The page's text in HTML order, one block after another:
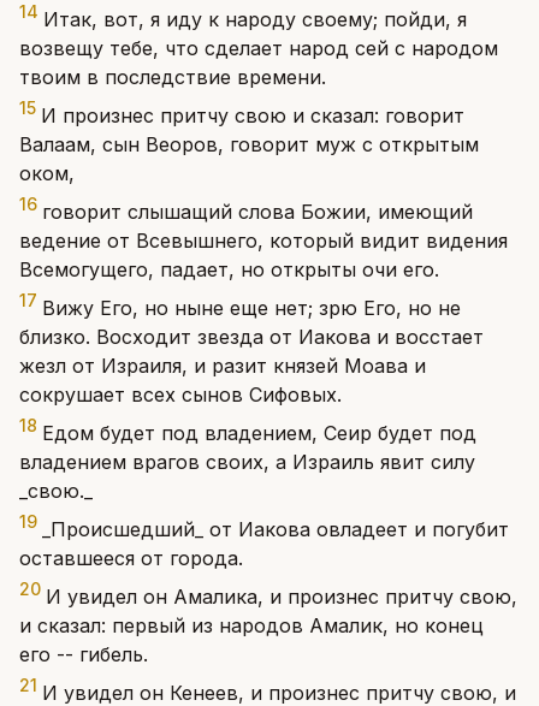
14 Итак, вот, я иду к народу своему; пойди, я
возвещу тебе, что сделает народ сей с народом
твоим в последствие времени.
15 И произнес притчу свою и сказал: говорит
Валаам, сын Веоров, говорит муж с открытым
оком,
16 говорит слышащий слова Божии, имеющий
ведение от Всевышнего, который видит видения
Всемогущего, падает, но открыты очи его.
17 Вижу Его, но ныне еще нет; зрю Его, но не
близко. Восходит звезда от Иакова и восстает
жезл от Израиля, и разит князей Моава и
сокрушает всех сынов Сифовых.
18 Едом будет под владением, Сеир будет под
владением врагов своих, а Израиль явит силу
_свою._
19
_Происшедший_ от Иакова овладеет и погубит
оставшееся от города.
20 И увидел он Амалика, и произнес притчу свою,
и сказал: первый из народов Амалик, но конец
его -- гибель.
21 И увидел он Кенеев, и произнес притчу свою, и